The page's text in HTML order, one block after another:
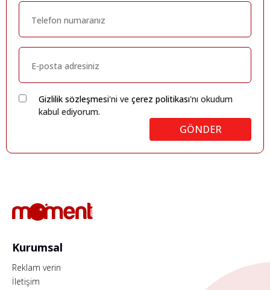
Gizlilik sözleşmesi'ni ve çerez politikası'nı okudum
kabul ediyorum.
GÖNDER
Kurumsal
Reklam verin
İletişim